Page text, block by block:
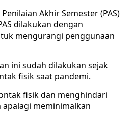
Akhir Semester (PAS)
dilakukan dengan
mengurangi penggunaan
ini sudah dilakukan sejak
fisik saat pandemi.
fisik dan menghindari
meminimalkan